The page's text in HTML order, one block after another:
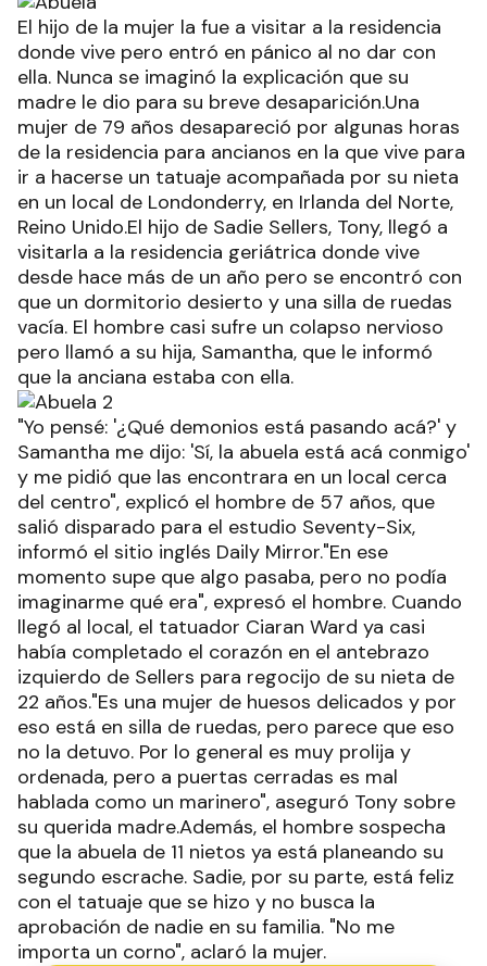
El hijo de la mujer la fue a visitar a la residencia
donde vive pero entró en pánico al no dar con
ella. Nunca se imaginó la explicación que su
madre le dio para su breve desaparición.Una
mujer de 79 años desapareció por algunas horas
de la residencia para ancianos en la que vive para
ir a hacerse un tatuaje acompañada por su nieta
en un local de Londonderry, en Irlanda del Norte,
Reino Unido.El hijo de Sadie Sellers, Tony, llegó a
visitarla a la residencia geriátrica donde vive
desde hace más de un año pero se encontró con
que un dormitorio desierto y una silla de ruedas
vacía. El hombre casi sufre un colapso nervioso
pero llamó a su hija, Samantha, que le informó
que la anciana estaba con ella.
"Yo pensé: '¿Qué demonios está pasando acá?' y
Samantha me dijo: 'Sí, la abuela está acá conmigo'
y me pidió que las encontrara en un local cerca
del centro", explicó el hombre de 57 años, que
salió disparado para el estudio Seventy-Six,
informó el sitio inglés Daily Mirror."En ese
momento supe que algo pasaba, pero no podía
imaginarme qué era", expresó el hombre. Cuando
llegó al local, el tatuador Ciaran Ward ya casi
había completado el corazón en el antebrazo
izquierdo de Sellers para regocijo de su nieta de
22 años."Es una mujer de huesos delicados y por
eso está en silla de ruedas, pero parece que eso
no la detuvo. Por lo general es muy prolija y
ordenada, pero a puertas cerradas es mal
hablada como un marinero", aseguró Tony sobre
su querida madre.Además, el hombre sospecha
que la abuela de 11 nietos ya está planeando su
segundo escrache. Sadie, por su parte, está feliz
con el tatuaje que se hizo y no busca la
aprobación de nadie en su familia. "No me
importa un corno", aclaró la mujer.